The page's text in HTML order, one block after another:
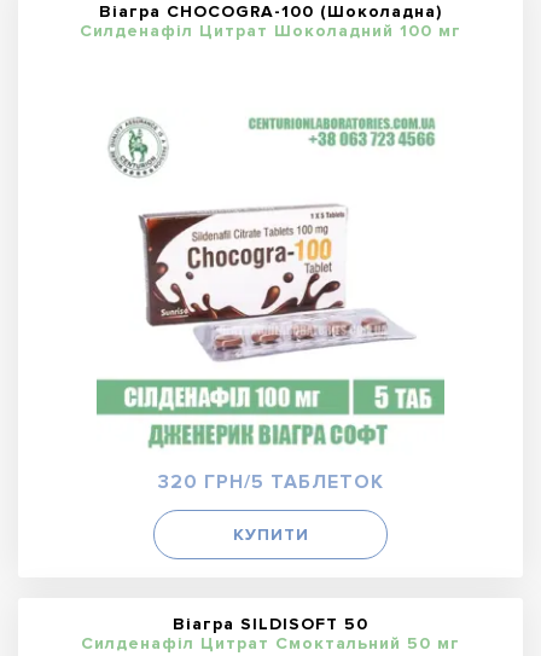
Віагра CHOCOGRA-100 (Шоколадна)
Силденафіл Цитрат Шоколадний 100 мг
320 ГРН/5 ТАБЛЕТОК
КУПИТИ
Віагра SILDISOFT 50
Силденафіл Цитрат Смоктальний 50 мг